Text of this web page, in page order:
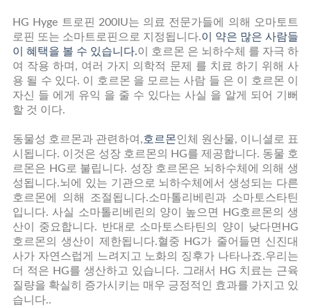
사
이
트
맵
PRIVACY
POLICY
HG Hyge 트로핀 200IU는 의료 전문가들에 의해 오마토트
로핀 또는 소마트로핀으로 지정됩니다.이 약은 많은 사람들
이 혜택을 볼 수 있습니다.이 호르몬 은 뇌하수체 를 자극 하
여 작용 하며, 여러 가지 의학적 문제 를 치료 하기 위해 사
용 될 수 있다. 이 호르몬 을 모르는 사람 들 은 이 호르몬 이
자신 들 에게 유익 을 줄 수 있다는 사실 을 알게 되어 기뻐
할 것 이다.
동물성 호르몬과 관련하여,호르몬인체 원산물, 이니셜로 표
시됩니다. 이것은 성장 호르몬의 HG를 제공합니다. 동물 호
르몬은 HG로 불립니다. 성장 호르몬은 뇌하수체에 의해 생
성됩니다.뇌에 있는 기관으로 뇌하수체에서 생성되는 다른
호르몬에 의해 조절됩니다.소마톨리베린과 소마토스타틴
입니다. 사실 소마톨리베린의 양이 높으면 HG호르몬의 생
산이 중요합니다. 반대로 소마토스타틴의 양이 낮다면HG
호르몬의 생산이 제한됩니다.혈중 HG가 줄어들면 신진대
사가 자연스럽게 느려지고 노화의 징후가 나타나죠.우리는
더 적은 HG를 생산하고 있습니다. 그래서 HG 치료는 근육
질량을 확실히 증가시키는 매우 긍정적인 효과를 가지고 있
습니다..